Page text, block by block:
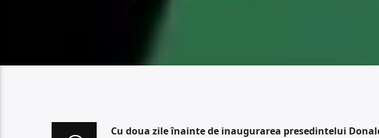
Cu doua zile înainte de inaugurarea presedintelui